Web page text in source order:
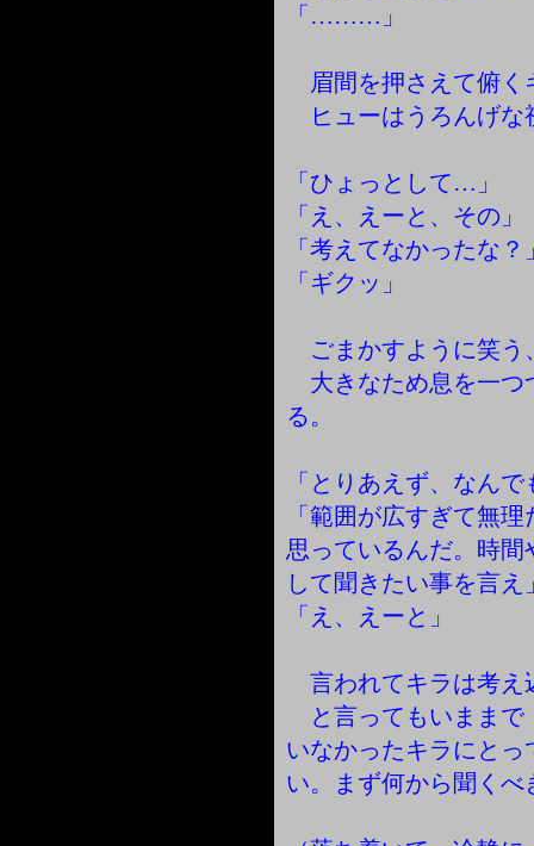
「………」
眉間を押さえて俯く
ヒューはうろんげな
「ひょっとして…」
「え、えーと、その」
「考えてなかったな？
「ギクッ」
ごまかすように笑う
大きなため息を一つ
る。
「とりあえず、なん
「範囲が広すぎて無
思っているんだ。時
して聞きたい事を言え
「え、えーと」
言われてキラは考え
と言ってもいままで
いなかったキラにと
い。まず何から聞く